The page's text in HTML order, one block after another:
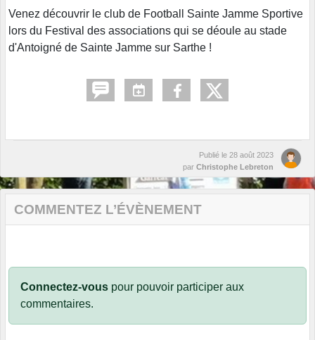
Venez découvrir le club de Football Sainte Jamme Sportive
lors du Festival des associations qui se déoule au stade
d'Antoigné de Sainte Jamme sur Sarthe !
Publié le 28 août 2023
par Christophe Lebreton
COMMENTEZ L’ÉVÈNEMENT
Connectez-vous pour pouvoir participer aux
commentaires.